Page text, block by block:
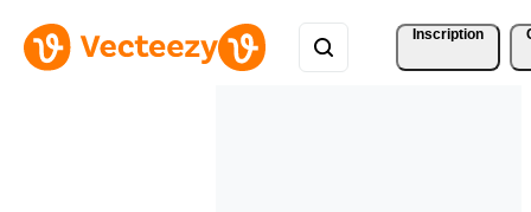
Inscription